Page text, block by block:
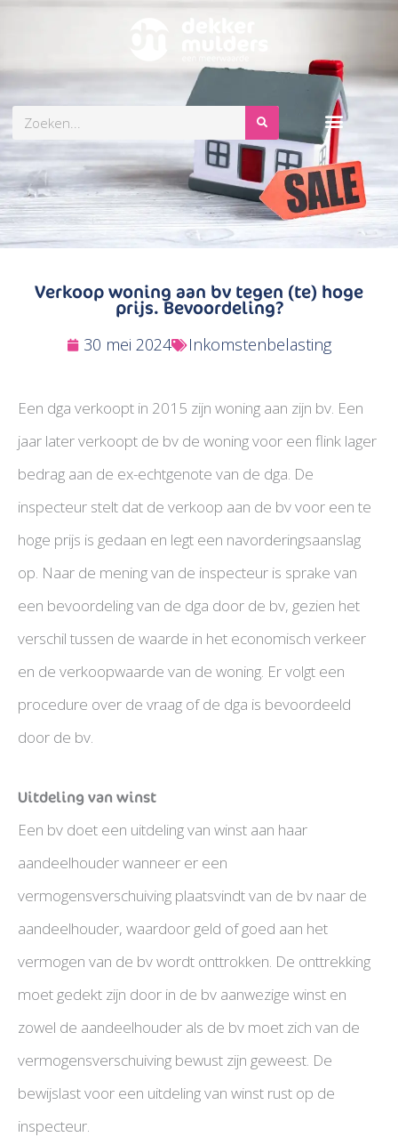
Zoeken
Verkoop woning aan bv tegen (te) hoge
prijs. Bevoordeling?
30 mei 2024 Inkomstenbelasting
Een dga verkoopt in 2015 zijn woning aan zijn bv. Een
jaar later verkoopt de bv de woning voor een flink lager
bedrag aan de ex-echtgenote van de dga. De
inspecteur stelt dat de verkoop aan de bv voor een te
hoge prijs is gedaan en legt een navorderingsaanslag
op. Naar de mening van de inspecteur is sprake van
een bevoordeling van de dga door de bv, gezien het
verschil tussen de waarde in het economisch verkeer
en de verkoopwaarde van de woning. Er volgt een
procedure over de vraag of de dga is bevoordeeld
door de bv.
Uitdeling van winst
Een bv doet een uitdeling van winst aan haar
aandeelhouder wanneer er een
vermogensverschuiving plaatsvindt van de bv naar de
aandeelhouder, waardoor geld of goed aan het
vermogen van de bv wordt onttrokken. De onttrekking
moet gedekt zijn door in de bv aanwezige winst en
zowel de aandeelhouder als de bv moet zich van de
vermogensverschuiving bewust zijn geweest. De
bewijslast voor een uitdeling van winst rust op de
inspecteur.